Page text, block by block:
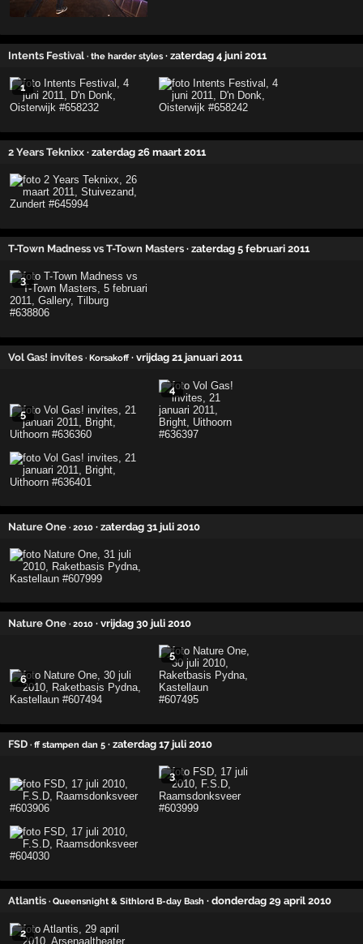
Intents Festival · the harder styles · zaterdag 4 juni 2011
1
2 Years Teknixx · zaterdag 26 maart 2011
T-Town Madness vs T-Town Masters · zaterdag 5 februari 2011
3
Vol Gas! invites · Korsakoff · vrijdag 21 januari 2011
5
4
Nature One · 2010 · zaterdag 31 juli 2010
Nature One · 2010 · vrijdag 30 juli 2010
6
5
FSD · ff stampen dan 5 · zaterdag 17 juli 2010
3
Atlantis · Queensnight & Sithlord B-day Bash · donderdag 29 april 2010
2